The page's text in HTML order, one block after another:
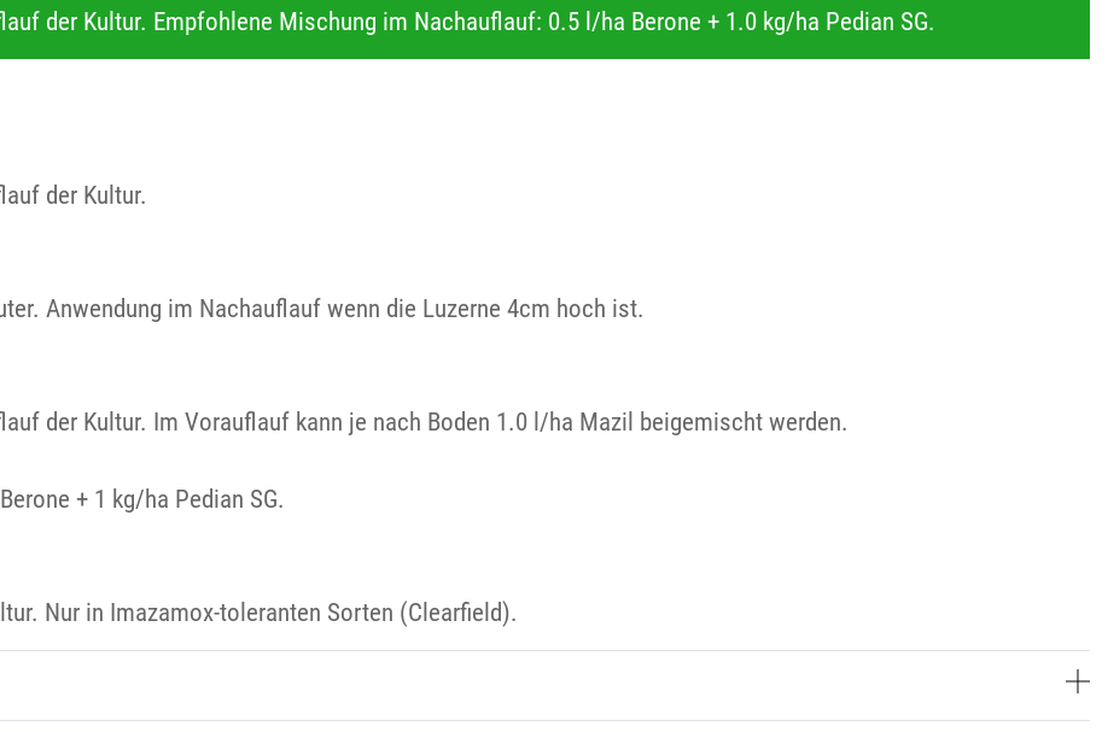
der Kultur. Empfohlene Mischung im Nachauflauf: 0.5 l/ha Berone + 1.0 kg/ha Pedian SG.
der Kultur.
Anwendung im Nachauflauf wenn die Luzerne 4cm hoch ist.
der Kultur. Im Vorauflauf kann je nach Boden 1.0 l/ha Mazil beigemischt werden.
+ 1 kg/ha Pedian SG.
Nur in Imazamox-toleranten Sorten (Clearfield).